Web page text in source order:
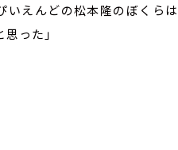
いえんどの松本隆のぼくらは
った」